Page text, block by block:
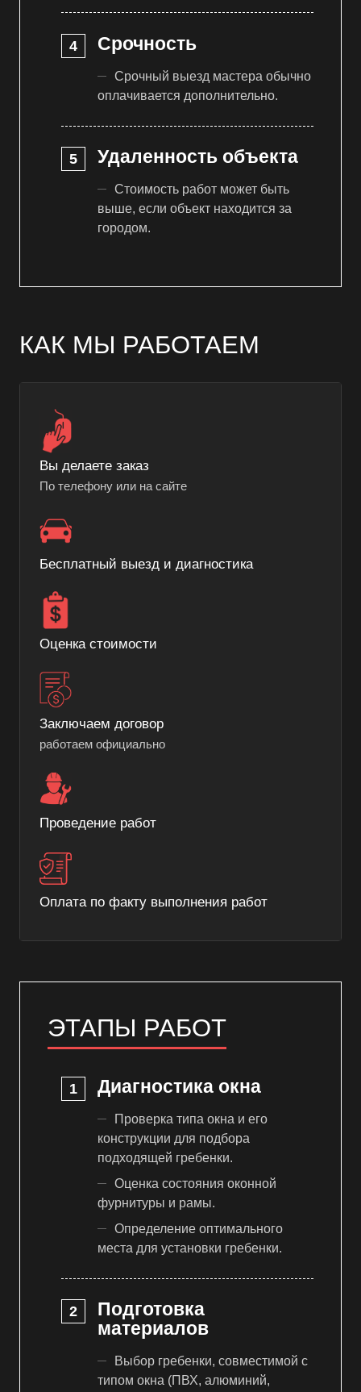
Срочность
Срочный выезд мастера обычно
оплачивается дополнительно.
Удаленность объекта
Стоимость работ может быть
выше, если объект находится за
городом.
КАК МЫ РАБОТАЕМ
Вы делаете заказ
По телефону или на сайте
Бесплатный выезд и диагностика
Оценка стоимости
Заключаем договор
работаем официально
Проведение работ
Оплата по факту выполнения работ
ЭТАПЫ РАБОТ
Диагностика окна
Проверка типа окна и его
конструкции для подбора
подходящей гребенки.
Оценка состояния оконной
фурнитуры и рамы.
Определение оптимального
места для установки гребенки.
Подготовка
материалов
Выбор гребенки, совместимой с
типом окна (ПВХ, алюминий,